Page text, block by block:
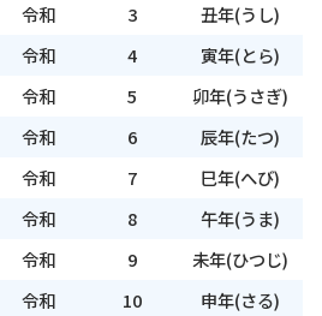
令和 3 丑年(うし)
令和 4 寅年(とら)
令和 5 卯年(うさぎ)
令和 6 辰年(たつ)
令和 7 巳年(へび)
令和 8 午年(うま)
令和 9 未年(ひつじ)
令和 10 申年(さる)